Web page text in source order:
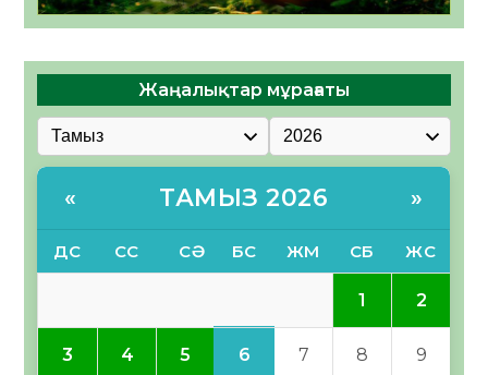
Жаңалықтар мұрағаты
« ТАМЫЗ 2026 »
ДС СС СӘ БС ЖМ СБ ЖС
1 2
3 4 5 6 7 8 9